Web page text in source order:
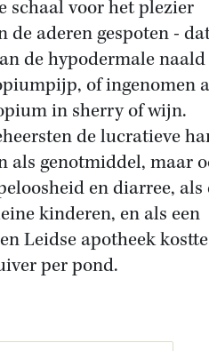
schaal voor het plezier
aderen gespoten -
de hypodermale
of ingenomen
in sherry of wijn.
de lucratieve
als genotmiddel, maar
en diarree, als
kinderen, en als een
Leidse apotheek
per pond.